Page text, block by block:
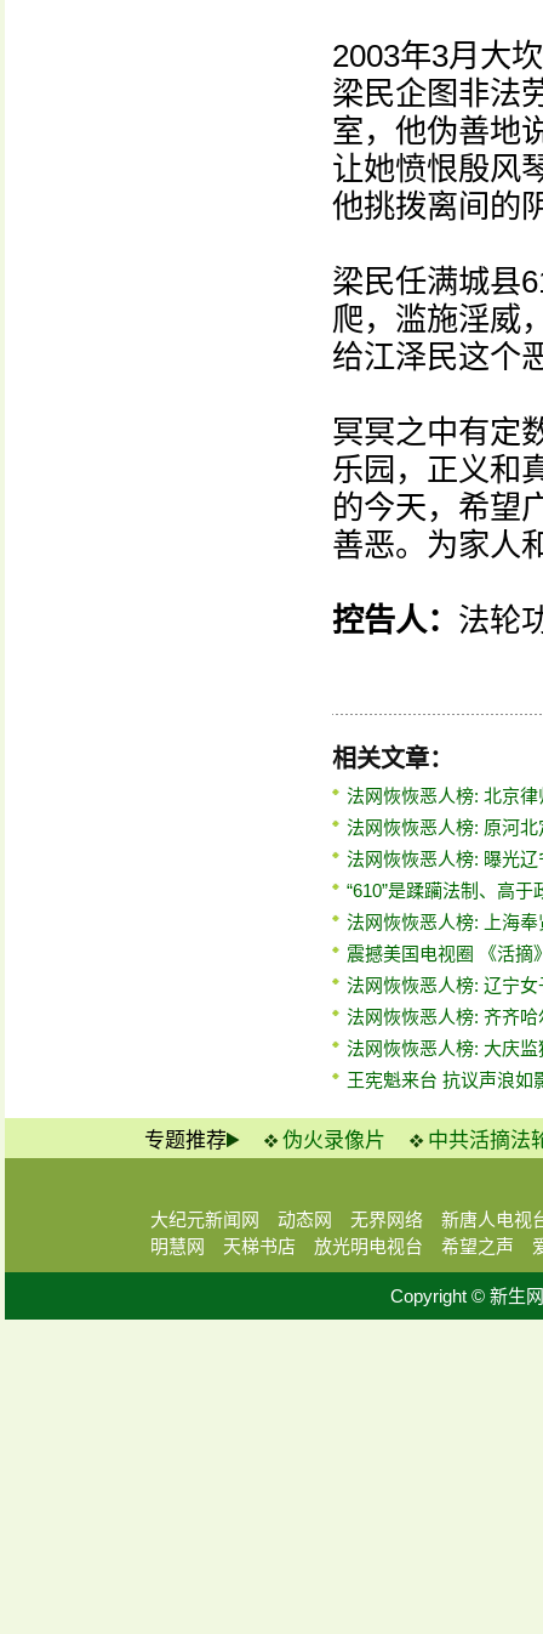
2003年3月大
梁民企图非法
室，他伪善地
让她愤恨殷风
他挑拨离间的
梁民任满城县
爬，滥施淫威
给江泽民这个
冥冥之中有定
乐园，正义和
的今天，希望
善恶。为家人
控告人： 法轮
相关文章：
法网恢恢恶人榜: 北京
法网恢恢恶人榜: 原河
法网恢恢恶人榜: 曝光
“610”是蹂躏法制、高于
法网恢恢恶人榜: 上海
震撼美国电视圈 《活摘
法网恢恢恶人榜: 辽宁
法网恢恢恶人榜: 齐齐
法网恢恢恶人榜: 大庆
王宪魁来台 抗议声浪如
专题推荐 伪火录像片 中共活摘法
大纪元新闻网 动态网 无界网络
新唐人电视
明慧网
天梯书店 放光明电视台 希望之声
Copyright © 新生